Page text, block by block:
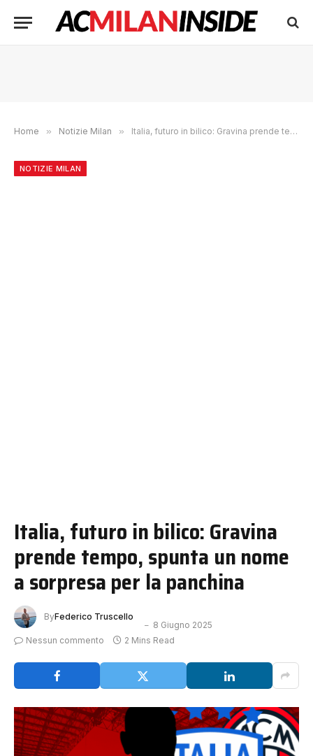
Home » Notizie Milan » Italia, futuro in bilico: Gravina prende tempo, spunta un nome a sorpresa per la panchina
NOTIZIE MILAN
Italia, futuro in bilico: Gravina
prende tempo, spunta un nome
a sorpresa per la panchina
ByFederico Truscello
8 Giugno 2025
Nessun commento
2 Mins Read